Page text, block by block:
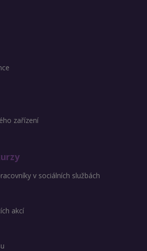
zařízení
v sociálních službách
akcí